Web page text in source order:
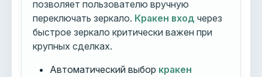
позволяет пользователю вручную
переключать зеркало. Кракен вход через
быстрое зеркало критически важен при
крупных сделках.
Автоматический выбор кракен